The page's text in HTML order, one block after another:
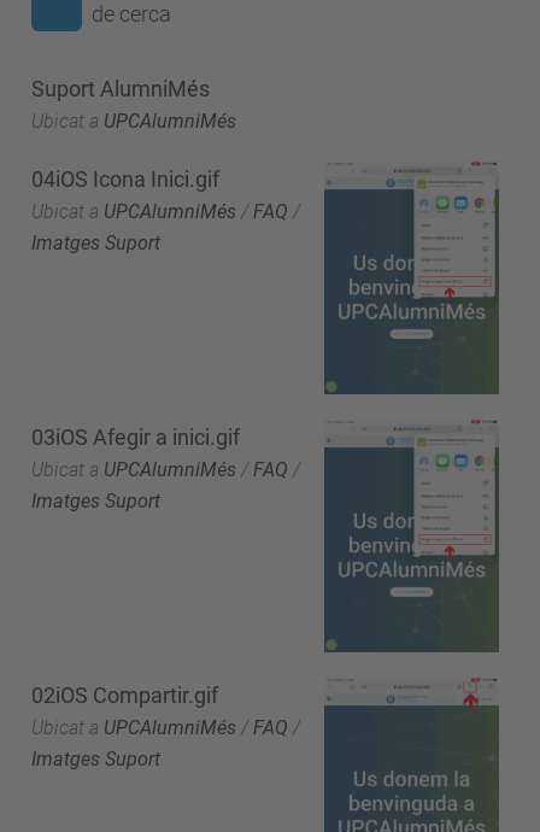
de cerca
Suport AlumniMés
Ubicat a UPCAlumniMés
04iOS Icona Inici.gif
Ubicat a UPCAlumniMés /FAQ /
Imatges Suport
03iOS Afegir a inici.gif
Ubicat a UPCAlumniMés / FAQ /
Imatges Suport
02iOS Compartir.gif
Ubicat a UPCAlumniMés / FAQ /
Imatges Suport